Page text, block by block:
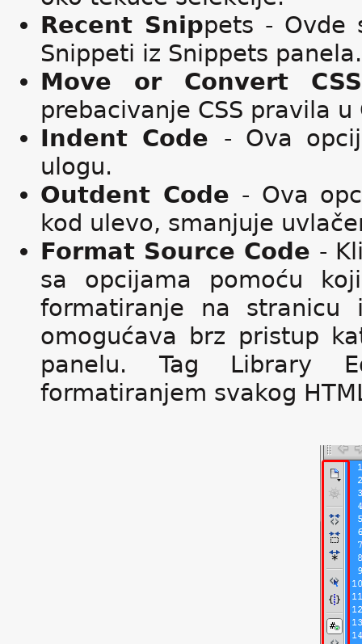
Recent Snippets - Ovde
Snippeti iz Snippets panela.
Move or Convert
prebacivanje CSS pravila u
Indent Code - Ova
ulogu.
Outdent Code - Ova
kod ulevo, smanjuje
Format Source Code -
sa opcijama pomoću
formatiranje na stranicu
omogućava brz pristup
panelu. Tag Library
formatiranjem svakog